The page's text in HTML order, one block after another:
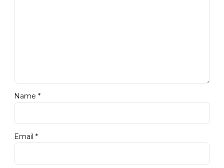
Name *
Email *